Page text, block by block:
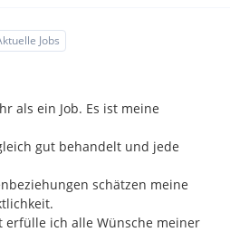
Jobs
als ein Job. Es ist meine
gut behandelt und jede
schätzen meine
erfülle ich alle Wünsche meiner